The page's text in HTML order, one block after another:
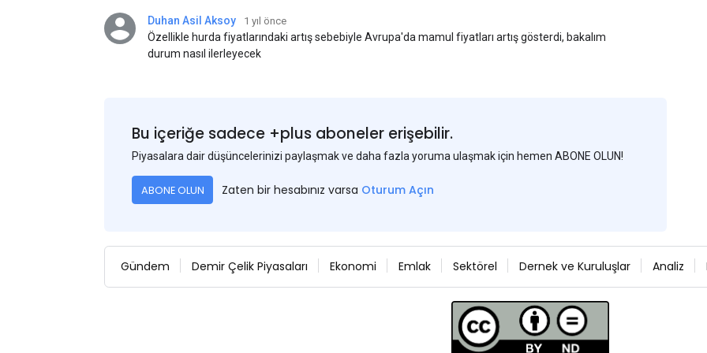
Duhan Asil Aksoy 1 yıl önce
Özellikle hurda fiyatlarındaki artış sebebiyle Avrupa'da mamul fiyatları artış gösterdi, bakalım
durum nasıl ilerleyecek
Bu içeriğe sadece +plus aboneler erişebilir.
Piyasalara dair düşüncelerinizi paylaşmak ve daha fazla yoruma ulaşmak için hemen ABONE OLUN!
ABONE OLUN Zaten bir hesabınız varsa Oturum Açın
Gündem Demir Çelik Piyasaları Ekonomi Emlak Sektörel Dernek ve Kuruluşlar Analiz